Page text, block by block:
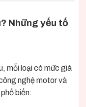
Những yếu tố
mỗi loại có mức giá
nghệ motor và
biến: